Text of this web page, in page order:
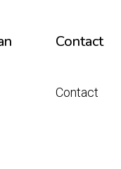
Contact
Contact